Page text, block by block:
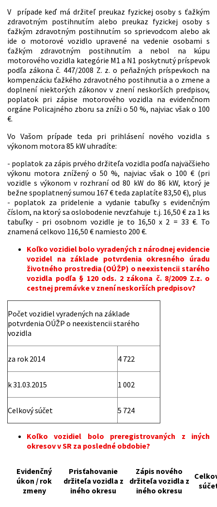
V prípade keď má držiteľ preukaz fyzickej osoby s ťažkým
zdravotným postihnutím alebo preukaz fyzickej osoby s
ťažkým zdravotným postihnutím so sprievodcom alebo ak
ide o motorové vozidlo upravené na vedenie osobami s
ťažkým zdravotným postihnutím a nebol na kúpu
motorového vozidla kategórie M1 a N1 poskytnutý príspevok
podľa zákona č. 447/2008 Z. z. o peňažných príspevkoch na
kompenzáciu ťažkého zdravotného postihnutia a o zmene a
doplnení niektorých zákonov v znení neskorších predpisov,
poplatok pri zápise motorového vozidla na evidenčnom
orgáne Policajného zboru sa zníži o 50 %, najviac však o 100
€.
Vo Vašom prípade teda pri prihlásení nového vozidla s
výkonom motora 85 kW uhradíte:
- poplatok za zápis prvého držiteľa vozidla podľa najväčšieho
výkonu motora znížený o 50 %, najviac však o 100 € (pri
vozidle s výkonom v rozhraní od 80 kW do 86 kW, ktorý je
bežne spoplatnený sumou 167 € teda zaplatíte 83,50 €), plus
- poplatok za pridelenie a vydanie tabuľky s evidenčným
číslom, na ktorý sa oslobodenie nevzťahuje t.j. 16,50 € za 1 ks
tabuľky - pri osobnom vozidle je to 16,50 x 2 = 33 €. To
znamená celkovo 116,50 € namiesto 200 €.
Koľko vozidiel bolo vyradených z národnej evidencie
vozidel na základe potvrdenia okresného úradu
životného prostredia (OÚŽP) o neexistencii starého
vozidla podľa § 120 ods. 2 zákona č. 8/2009 Z.z. o
cestnej premávke v znení neskorších predpisov?
Počet vozidiel vyradených na základe
potvrdenia OÚŽP o neexistencii starého
vozidla
za rok 2014 4 722
k 31.03.2015 1 002
Celkový súčet 5 724
Koľko vozidiel bolo preregistrovaných z iných
okresov v SR za posledné obdobie?
Evidenčný
úkon / rok
zmeny
Prisťahovanie
držiteľa vozidla z
iného okresu
Zápis nového
držiteľa vozidla z
iného okresu